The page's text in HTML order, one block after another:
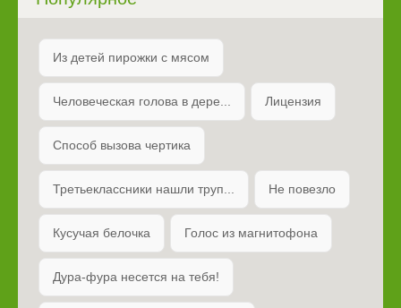
Из детей пирожки с мясом
Человеческая голова в дере... Лицензия
Способ вызова чертика
Третьеклассники нашли труп... Не повезло
Кусучая белочка Голос из магнитофона
Дура-фура несется на тебя!